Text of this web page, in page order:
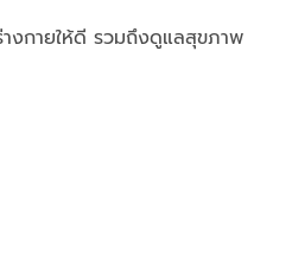
างกายให้ดี รวมถึงดูแลสุขภาพ